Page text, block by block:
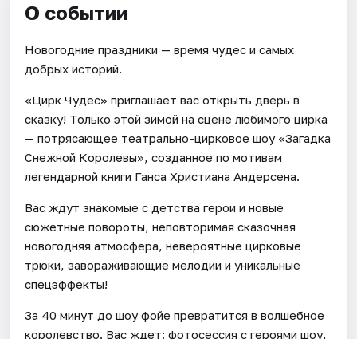
О событии
Новогодние праздники — время чудес и самых
добрых историй.
«Цирк Чудес» приглашает вас открыть дверь в
сказку! Только этой зимой на сцене любимого цирка
— потрясающее театрально-цирковое шоу «Загадка
Снежной Королевы», созданное по мотивам
легендарной книги Ганса Христиана Андерсена.
Вас ждут знакомые с детства герои и новые
сюжетные повороты, неповторимая сказочная
новогодняя атмосфера, невероятные цирковые
трюки, завораживающие мелодии и уникальные
спецэффекты!
За 40 минут до шоу фойе превратится в волшебное
королевство. Вас ждет: фотосессия с героями шоу,